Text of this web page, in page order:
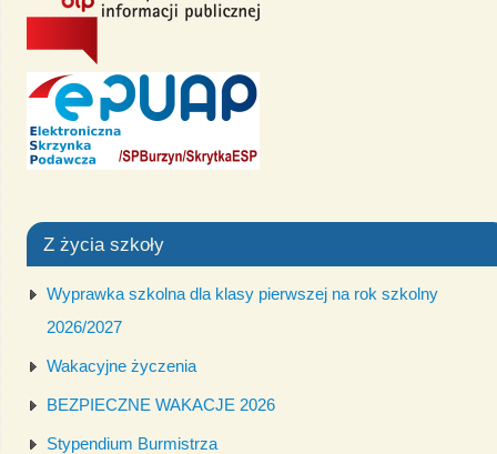
Z życia szkoły
Wyprawka szkolna dla klasy pierwszej na rok szkolny
2026/2027
Wakacyjne życzenia
BEZPIECZNE WAKACJE 2026
Stypendium Burmistrza